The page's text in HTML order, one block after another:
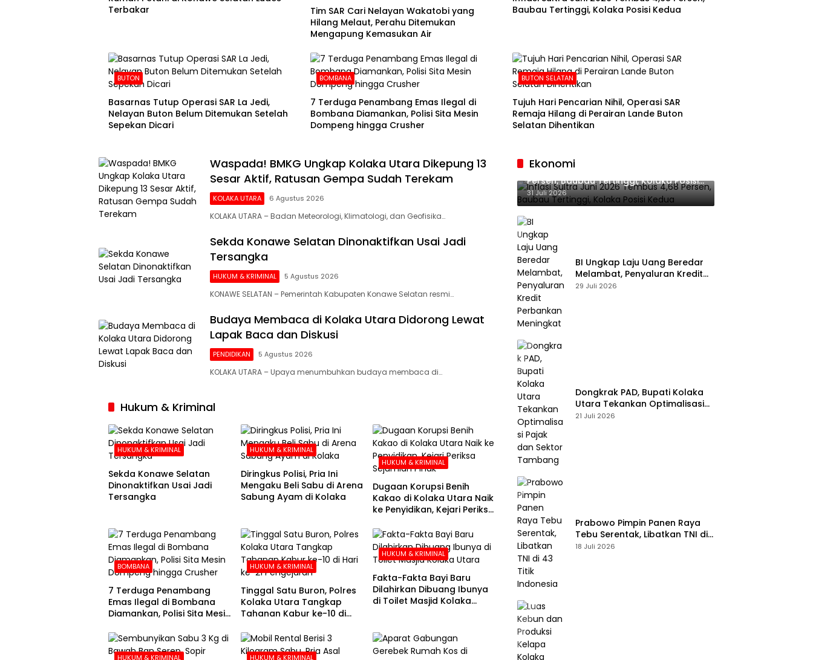
Terbakar
Tim SAR Cari Nelayan Wakatobi yang
Hilang Melaut, Perahu Ditemukan
Mengapung Kemasukan Air
Baubau Tertinggi, Kolaka Posisi Kedua
BUTON
Basarnas Tutup Operasi SAR La Jedi,
Nelayan Buton Belum Ditemukan Setelah
Sepekan Dicari
BOMBANA
7 Terduga Penambang Emas Ilegal di
Bombana Diamankan, Polisi Sita Mesin
Dompeng hingga Crusher
BUTON SELATAN
Tujuh Hari Pencarian Nihil, Operasi SAR
Remaja Hilang di Perairan Lande Buton
Selatan Dihentikan
Waspada! BMKG Ungkap Kolaka Utara Dikepung 13
Sesar Aktif, Ratusan Gempa Sudah Terekam
KOLAKA UTARA 6 Agustus 2026
KOLAKA UTARA – Badan Meteorologi, Klimatologi, dan Geofisika…
Sekda Konawe Selatan Dinonaktifkan Usai Jadi
Tersangka
HUKUM & KRIMINAL 5 Agustus 2026
KONAWE SELATAN – Pemerintah Kabupaten Konawe Selatan resmi…
Budaya Membaca di Kolaka Utara Didorong Lewat
Lapak Baca dan Diskusi
PENDIDIKAN 5 Agustus 2026
KOLAKA UTARA – Upaya menumbuhkan budaya membaca di…
Hukum & Kriminal
HUKUM & KRIMINAL
Sekda Konawe Selatan
Dinonaktifkan Usai Jadi
Tersangka
HUKUM & KRIMINAL
Diringkus Polisi, Pria Ini
Mengaku Beli Sabu di Arena
Sabung Ayam di Kolaka
HUKUM & KRIMINAL
Dugaan Korupsi Benih
Kakao di Kolaka Utara Naik
ke Penyidikan, Kejari Periksa
BOMBANA
7 Terduga Penambang
Emas Ilegal di Bombana
Diamankan, Polisi Sita Mesin
HUKUM & KRIMINAL
Tinggal Satu Buron, Polres
Kolaka Utara Tangkap
Tahanan Kabur ke-10 di
HUKUM & KRIMINAL
Fakta-Fakta Bayi Baru
Dilahirkan Dibuang Ibunya
di Toilet Masjid Kolaka
HUKUM & KRIMINAL HUKUM & KRIMINAL
Ekonomi
Inflasi Sultra Juni 2026 Tembus 4,68
Persen, Baubau Tertinggi, Kolaka Posisi
Kedua
31 Juli 2026
BI Ungkap Laju Uang Beredar
Melambat, Penyaluran Kredit
Perbankan Meningkat
29 Juli 2026
Dongkrak PAD, Bupati Kolaka
Utara Tekankan Optimalisasi
Pajak dan Sektor Tambang
21 Juli 2026
Prabowo Pimpin Panen Raya
Tebu Serentak, Libatkan TNI di
43 Titik Indonesia
18 Juli 2026